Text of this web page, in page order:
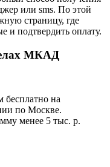
или sms. По этой
страницу, где
и подтвердить оплату.
МКАД
бесплатно на
по Москве.
менее 5 тыс. р.